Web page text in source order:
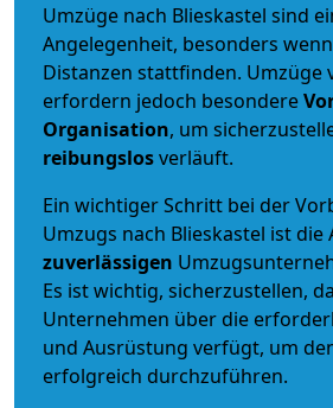
Umzüge nach Blieskastel sind
Angelegenheit, besonders
Distanzen stattfinden. Umzüge
erfordern jedoch besondere
Organisation, um
reibungslosverläuft.
Ein wichtiger Schritt bei der
Umzugs nach Blieskastel ist die
zuverlässigen
Es ist wichtig, sicherzustellen,
Unternehmen über die
und Ausrüstung verfügt, um
erfolgreich durchzuführen.